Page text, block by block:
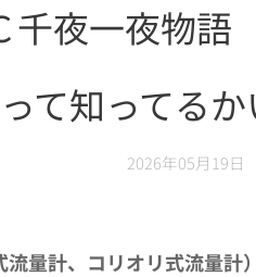
千夜一夜物
て知ってる
2026年05月19日
量計、コリオリ式流量計）